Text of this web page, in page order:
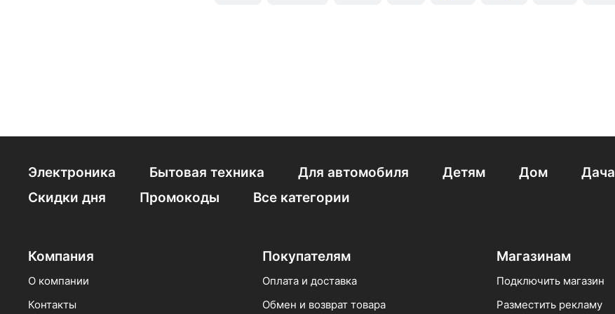
Электроника Бытовая техника Для автомобиля Детям Дом Дача
Скидки дня
Промокоды Все категории
Компания
О компании
Контакты
Покупателям
Оплата и доставка
Обмен и возврат товара
Магазинам
Подключить магазин
Разместить рекламу